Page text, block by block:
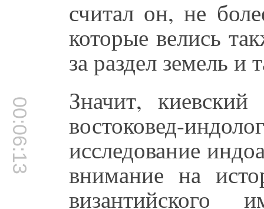
считал он, не
которые велись
за раздел земель и
00:06:13 Значит,
востоковед-
исследование
внимание на
византийского